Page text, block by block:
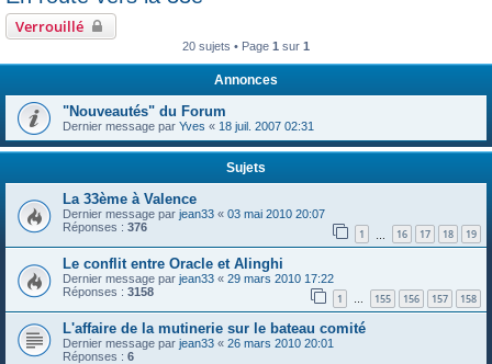
Verrouillé
20 sujets • Page 1 sur 1
Annonces
"Nouveautés" du Forum
Dernier message par Yves « 18 juil. 2007 02:31
Sujets
La 33ème à Valence
Dernier message par jean33 « 03 mai 2010 20:07
Réponses : 376 1 16 17 18 19
Le conflit entre Oracle et Alinghi
Dernier message par jean33 « 29 mars 2010 17:22
Réponses : 3158 1 … 155 156 157 158
L'affaire de la mutinerie sur le bateau comité
Dernier message par jean33 « 26 mars 2010 20:01
Réponses : 6